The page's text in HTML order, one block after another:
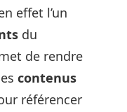
effet l’un
du
de rendre
contenus
référencer